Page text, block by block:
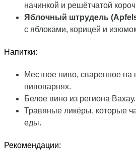
начинкой и решётчатой
Яблочный штрудель
с яблоками, корицей и
Напитки:
Местное пиво, сваренное на
пивоварнях.
Белое вино из региона Вахау.
Травяные ликёры, которые
еды.
Рекомендации: